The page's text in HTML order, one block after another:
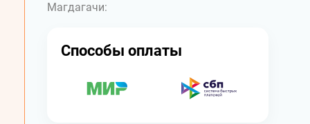
Магдагачи:
Способы оплаты